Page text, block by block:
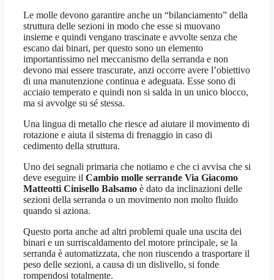
Le molle devono garantire anche un “bilanciamento” della
struttura delle sezioni in modo che esse si muovano
insieme e quindi vengano trascinate e avvolte senza che
escano dai binari, per questo sono un elemento
importantissimo nel meccanismo della serranda e non
devono mai essere trascurate, anzi occorre avere l’obiettivo
di una manutenzione continua e adeguata. Esse sono di
acciaio temperato e quindi non si salda in un unico blocco,
ma si avvolge su sé stessa.
Una lingua di metallo che riesce ad aiutare il movimento di
rotazione e aiuta il sistema di frenaggio in caso di
cedimento della struttura.
Uno dei segnali primaria che notiamo e che ci avvisa che si
deve eseguire il Cambio molle serrande Via Giacomo
Matteotti Cinisello Balsamo è dato da inclinazioni delle
sezioni della serranda o un movimento non molto fluido
quando si aziona.
Questo porta anche ad altri problemi quale una uscita dei
binari e un surriscaldamento del motore principale, se la
serranda è automatizzata, che non riuscendo a trasportare il
peso delle sezioni, a causa di un dislivello, si fonde
rompendosi totalmente.